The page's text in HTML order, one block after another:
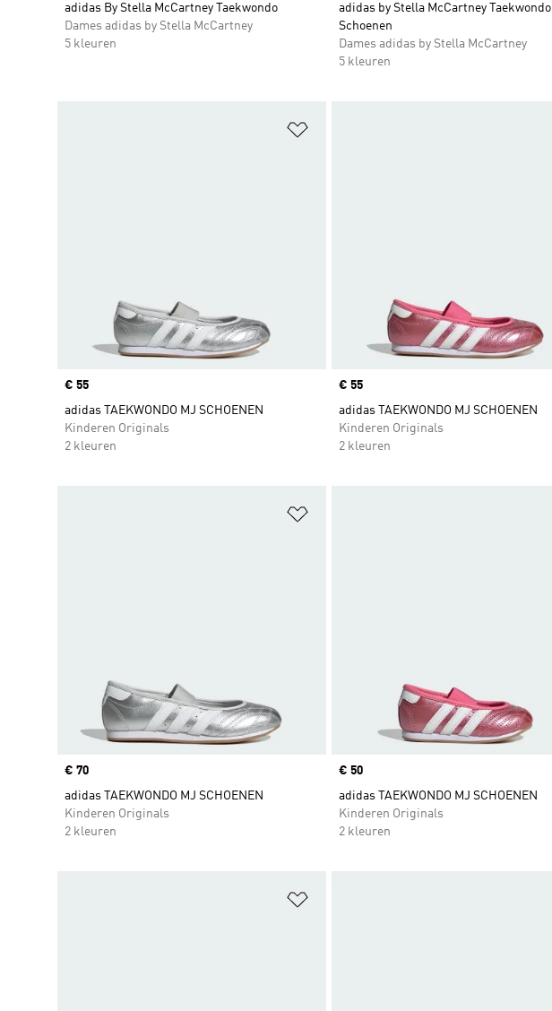
adidas By Stella McCartney Taekwondo
Dames adidas by Stella McCartney
5 kleuren
adidas by Stella McCartney Taekwondo
Schoenen
Dames adidas by Stella McCartney
5 kleuren
Price
€ 55
adidas TAEKWONDO MJ SCHOENEN
Kinderen Originals
2 kleuren
Price
€ 55
adidas TAEKWONDO MJ SCHOENEN
Kinderen Originals
2 kleuren
Price
€ 70
adidas TAEKWONDO MJ SCHOENEN
Kinderen Originals
2 kleuren
Price
€ 50
adidas TAEKWONDO MJ SCHOENEN
Kinderen Originals
2 kleuren